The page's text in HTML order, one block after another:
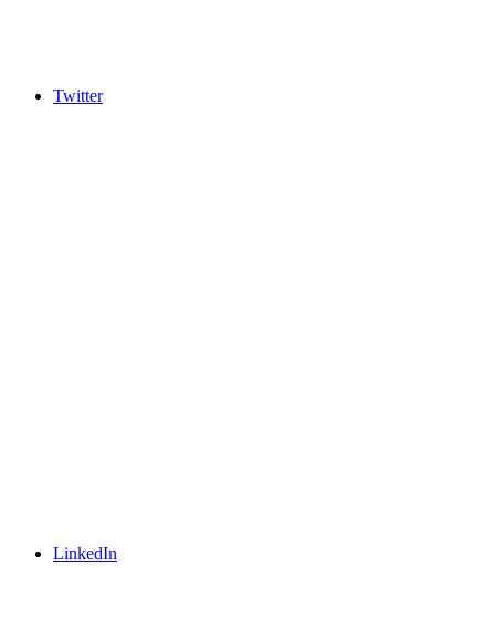
Twitter
LinkedIn